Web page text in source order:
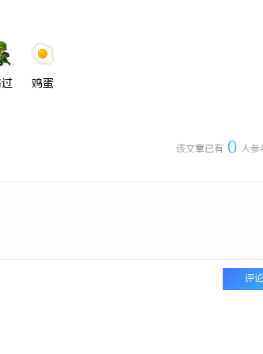
鸡蛋
该文章已有 0 人参
评论